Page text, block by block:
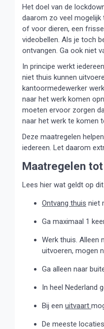
Het doel van de
daarom zo veel
of voor dieren, een
videobellen. Als je toch
ontvangen. Ga ook niet
In principe werkt
niet thuis kunnen
kantoormedewerker
naar het werk komen
moeten ervoor zorgen
naar het werk te komen
Deze maatregelen
iedereen. Let daarom
Maatregelen
Lees hier wat geldt op
Ontvang thuis niet
Ga maximaal 1
Werk thuis. Alleen
uitvoeren, mogen
Ga alleen naar
In heel Nederland
Bij een uitvaart
De meeste